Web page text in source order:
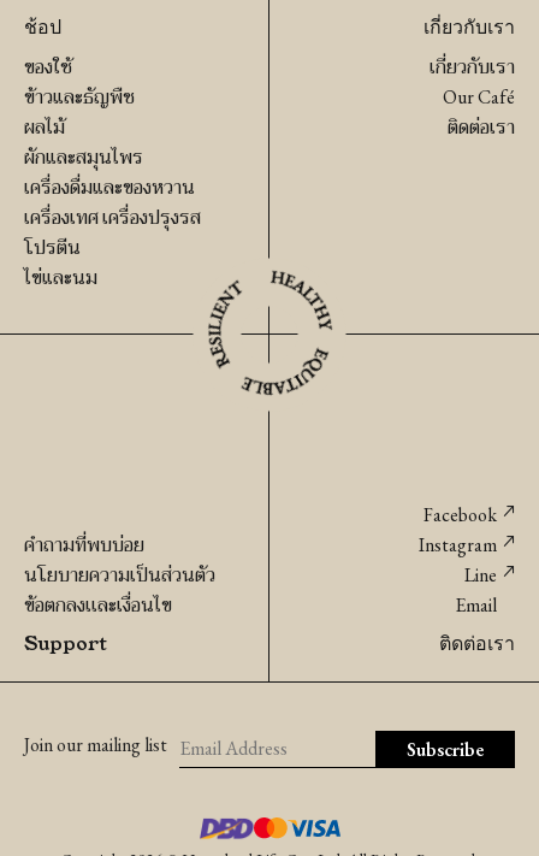
หอม
อร์เเก
นิค
(นครราชสีมา)
ชิ้น
ชิ้น
ช้อป
ของใช้
ข้าวและธัญพืช
ผลไม้
ผักและสมุนไพร
เครื่องดื่มและของหวาน
เครื่องเทศ เครื่องปรุงรส
โปรตีน
ไข่และนม
เกี่ยวกับเรา
เกี่ยวกับเรา
Our Café
ติดต่อเรา
Support
คำถามที่พบบ่อย
นโยบายความเป็นส่วนตัว
ข้อตกลงเเละเงื่อนไข
ติดต่อเรา
Facebook
Instagram
Line
Email
Join our mailing list